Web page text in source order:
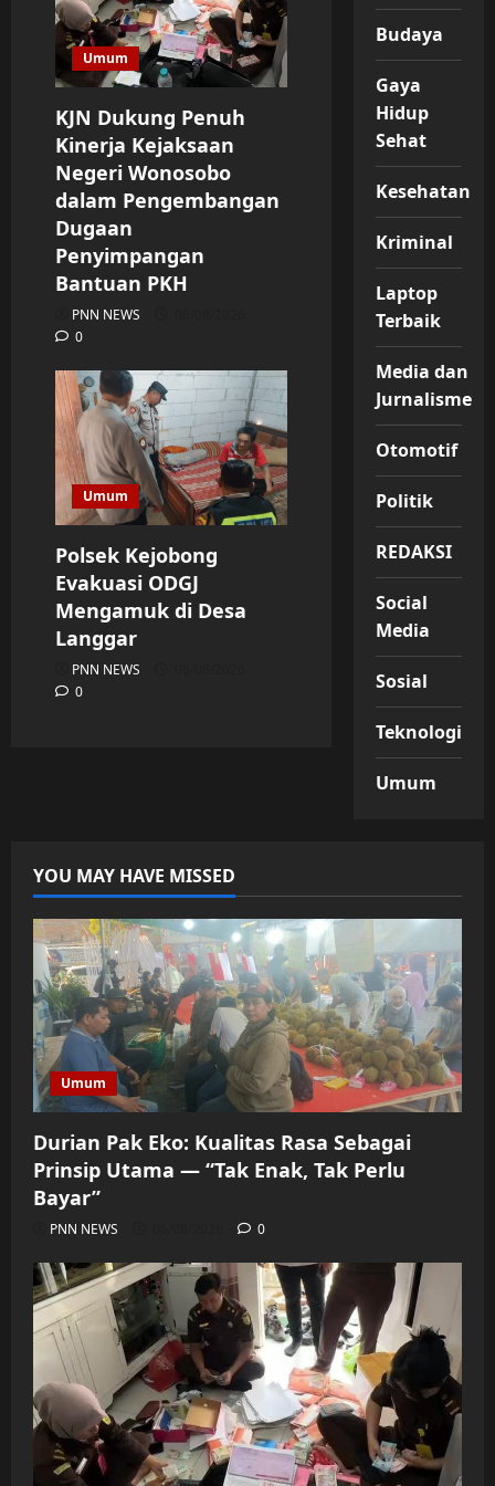
Umum
KJN Dukung Penuh
Kinerja Kejaksaan
Negeri Wonosobo
dalam Pengembangan
Dugaan
Penyimpangan
Bantuan PKH
PNN NEWS
0
Umum
Polsek Kejobong
Evakuasi ODGJ
Mengamuk di Desa
Langgar
PNN NEWS
0
Budaya
Gaya
Hidup
Sehat
Kesehatan
Kriminal
Laptop
Terbaik
Media dan
Jurnalisme
Otomotif
Politik
REDAKSI
Social
Media
Sosial
Teknologi
Umum
YOU MAY HAVE MISSED
Umum
Durian Pak Eko: Kualitas Rasa Sebagai
Prinsip Utama — “Tak Enak, Tak Perlu
Bayar”
PNN NEWS 0